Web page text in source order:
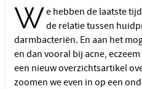
We hebben de laatste
de relatie tussen
darmbacteriën. En aan het
en dan vooral bij acne,
een nieuw overzichtsartikel
zoomen we even in op een